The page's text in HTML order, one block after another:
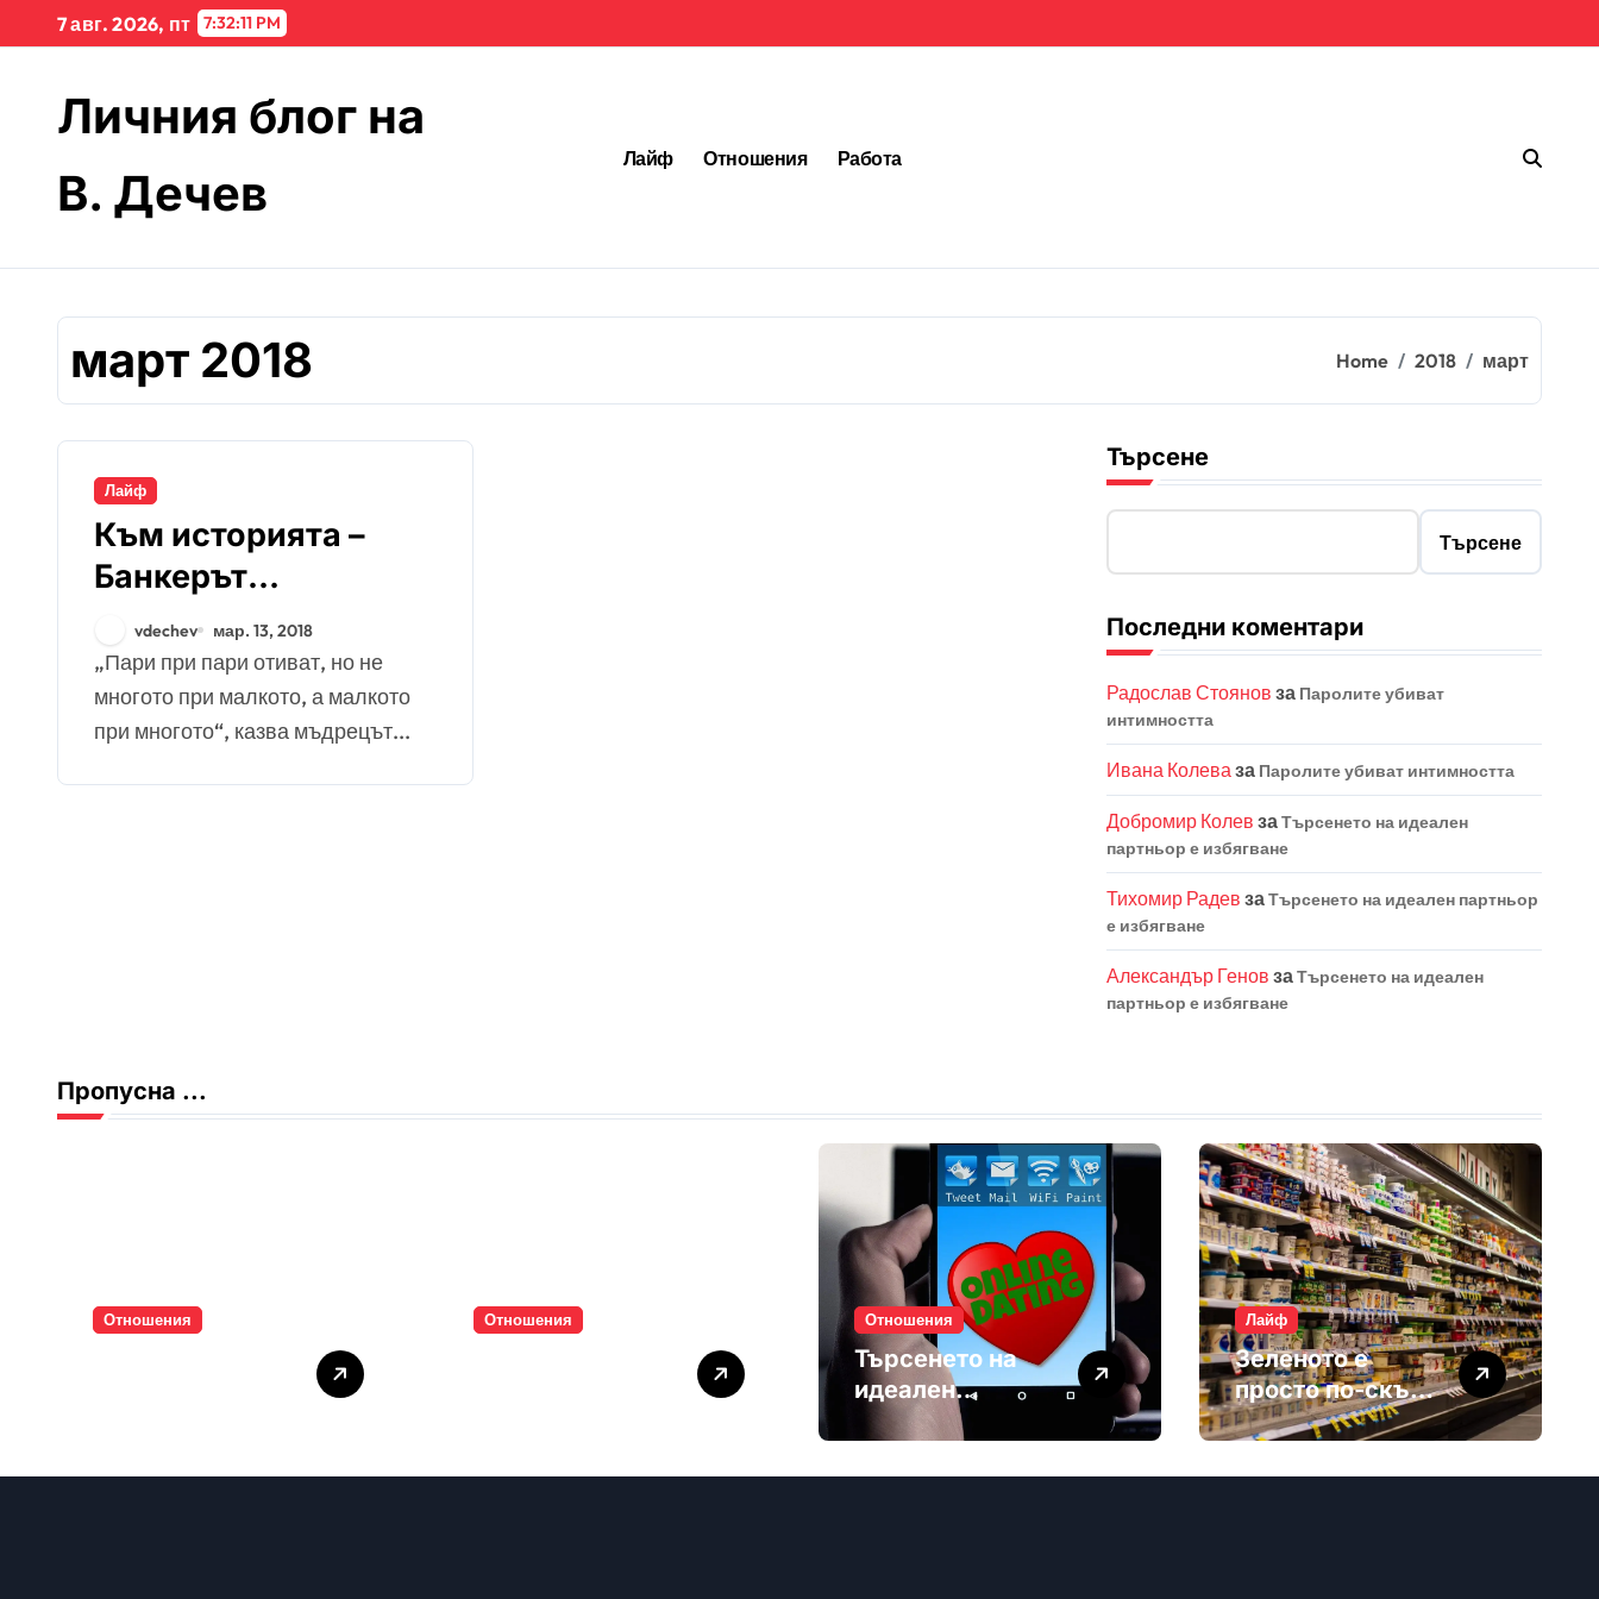
7 авг. 2026, пт 7:32:11 PM
Личния блог на
В. Дечев
Лайф Отношения Работа
март 2018 Home 2018 март
Лайф
Към историята –
Банкерът
държавник Атанас
Буров част първа
vdechev мар. 13, 2018
„Пари при пари отиват, но не
многото при малкото, а малкото
при многото“, казва мъдрецът...
Търсене
Търсене
Последни коментари
Радослав Стоянов за Паролите убиват
интимността
Ивана Колеваза Паролите убиват интимността
Добромир Колев заТърсенето на идеален
партньор е избягване
Тихомир Радев заТърсенето на идеален партньор
е избягване
Александър Генов заТърсенето на идеален
партньор е избягване
Пропусна ...
Отношения Отношения Отношения
Търсенето на
идеален
партньор е
Лайф
Зеленото е
просто по-скъп
маркетинг